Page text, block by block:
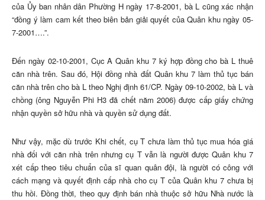
của Ủy ban nhân dân Phường H ngày 17-8-2001, bà L cũng xác nhận
“đồng ý làm cam kết theo biên bản giải quyết của Quân khu ngày 05-
7-2001….”.
Đến ngày 02-10-2001, Cục A Quân khu 7 ký hợp đồng cho bà L thuê
căn nhà trên. Sau đó, Hội đồng nhà đất Quân khu 7 làm thủ tục bán
căn nhà trên cho bà L theo Nghị định 61/CP. Ngày 09-10-2002, bà L và
chồng (ông Nguyễn Phi H3 đã chết năm 2006) được cấp giấy chứng
nhận quyền sở hữu nhà và quyền sử dụng đất.
Như vậy, mặc dù trước Khi chết, cụ T chưa làm thủ tục mua hóa giá
nhà đối với căn nhà trên nhưng cụ T vẫn là người được Quân khu 7
xét cấp theo tiêu chuẩn của sĩ quan quân đội, là người có công với
cách mạng và quyết định cấp nhà cho cụ T của Quân khu 7 chưa bị
thu hồi. Đồng thời, theo quy định bán nhà thuộc sở hữu Nhà nước là